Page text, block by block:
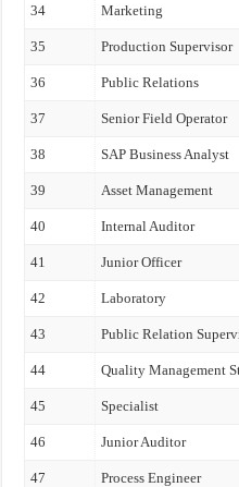
34 Marketing
35 Production Supervisor
36 Public Relations
37 Senior Field Operator
38 SAP Business Analyst
39 Asset Management
40 Internal Auditor
41 Junior Officer
42 Laboratory
43 Public Relation
44 Quality Management
45 Specialist
46 Junior Auditor
47 Process Engineer